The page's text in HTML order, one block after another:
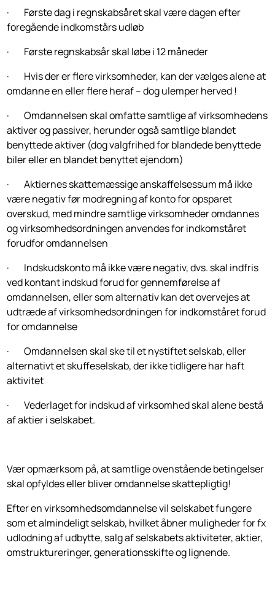
· Første dag i regnskabsåret skal være dagen efter
foregående indkomstårs udløb
· Første regnskabsår skal løbe i 12 måneder
· Hvis der er flere virksomheder, kan der vælges alene at
omdanne en eller flere heraf – dog ulemper herved !
· Omdannelsen skal omfatte samtlige af virksomhedens
aktiver og passiver, herunder også samtlige blandet
benyttede aktiver (dog valgfrihed for blandede benyttede
biler eller en blandet benyttet ejendom)
· Aktiernes skattemæssige anskaffelsessum må ikke
være negativ før modregning af konto for opsparet
overskud, med mindre samtlige virksomheder omdannes
og virksomhedsordningen anvendes for indkomståret
forudfor omdannelsen
· Indskudskonto må ikke være negativ, dvs. skal indfris
ved kontant indskud forud for gennemførelse af
omdannelsen, eller som alternativ kan det overvejes at
udtræde af virksomhedsordningen for indkomståret forud
for omdannelse
· Omdannelsen skal ske til et nystiftet selskab, eller
alternativt et skuffeselskab, der ikke tidligere har haft
aktivitet
· Vederlaget for indskud af virksomhed skal alene bestå
af aktier i selskabet.
Vær opmærksom på, at samtlige ovenstående betingelser
skal opfyldes eller bliver omdannelse skattepligtig!
Efter en virksomhedsomdannelse vil selskabet fungere
som et almindeligt selskab, hvilket åbner muligheder for fx
udlodning af udbytte, salg af selskabets aktiviteter, aktier,
omstruktureringer, generationsskifte og lignende.